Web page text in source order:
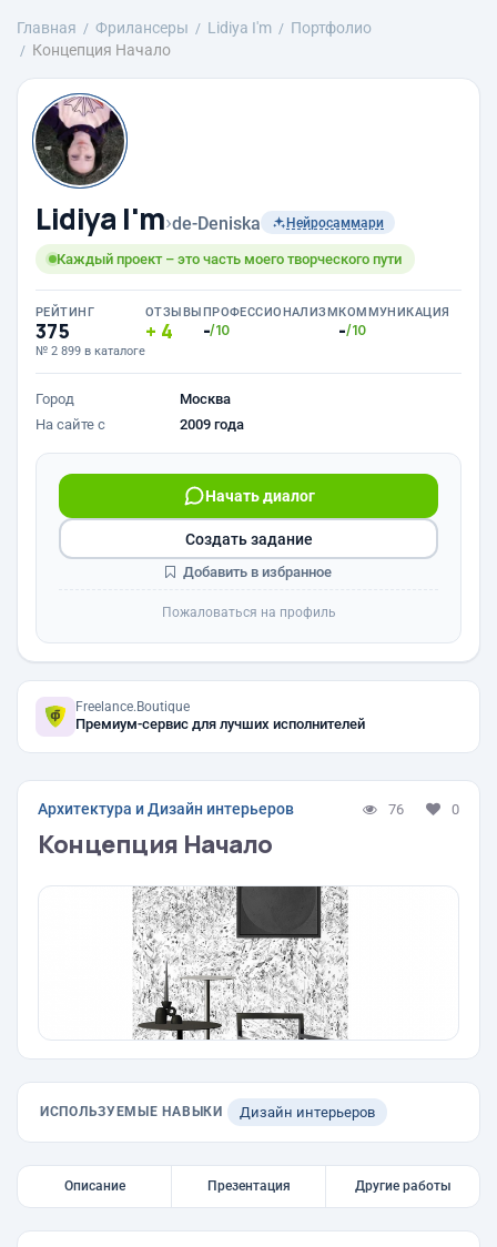
Главная Фрилансеры Lidiya I'm
Портфолио
Концепция Начало
Lidiya I'm›de-Deniska Нейросаммари
Каждый проект – это часть моего творческого пути
РЕЙТИНГ
375
№ 2 899 в каталоге
ОТЗЫВЫ
4
ПРОФЕССИОНАЛИЗМ
-/10
КОММУНИКАЦИЯ
-/10
Город
Москва
На сайте с
2009 года
Начать диалог
Создать задание
Добавить в избранное
Пожаловаться на профиль
Freelance.Boutique
Премиум-сервис для лучших исполнителей
Архитектура и Дизайн интерьеров 76 0
Концепция Начало
ИСПОЛЬЗУЕМЫЕ НАВЫКИ Дизайн интерьеров
Описание Презентация Другие работы